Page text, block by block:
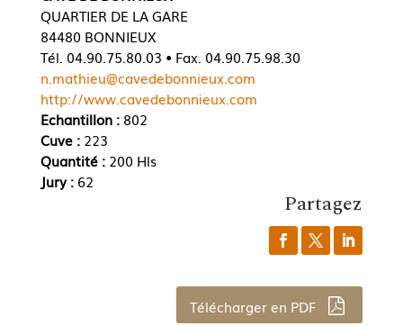
QUARTIER DE LA GARE
84480 BONNIEUX
Tél. 04.90.75.80.03 • Fax. 04.90.75.98.30
n.mathieu@cavedebonnieux.com
http://www.cavedebonnieux.com
Echantillon :802
Cuve : 223
Quantité : 200 Hls
Jury : 62
Partagez
Télécharger en PDF